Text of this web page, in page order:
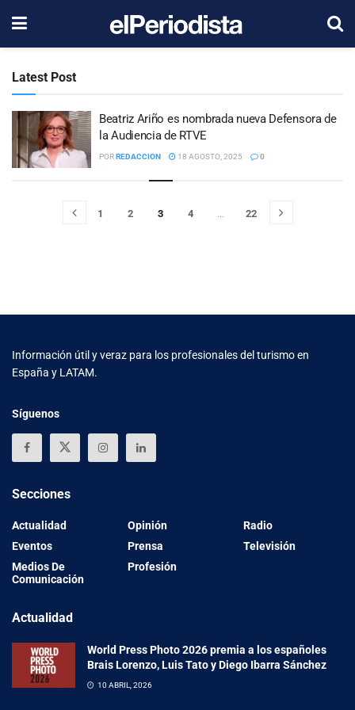
Latest Post
Beatriz Ariño es nombrada nueva Defensora de
la Audiencia de RTVE
PORREDACCION 18 AGOSTO, 2025 0
1 2 3 4 … 22
Información útil y veraz para los profesionales del turismo en
España y LATAM.
Síguenos
Secciones
Actualidad
Eventos
Medios De
Comunicación
Opinión
Prensa
Profesión
Radio
Televisión
Actualidad
World Press Photo 2026 premia a los españoles
Brais Lorenzo, Luis Tato y Diego Ibarra Sánchez
10 ABRIL, 2026